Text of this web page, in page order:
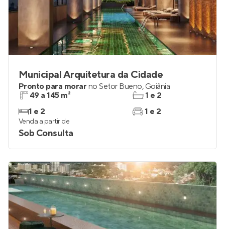
Municipal Arquitetura da Cidade
Pronto para morar no Setor Bueno, Goiânia
49 a 145 m²
1 e 2
1 e 2
1 e 2
Venda a partir de
Sob Consulta